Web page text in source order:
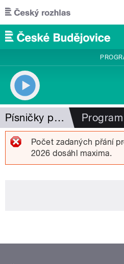
Přejít k hlavnímu obsahu
Písničky pro radost Program
Počet zadaných přání
2026 dosáhl maxima.